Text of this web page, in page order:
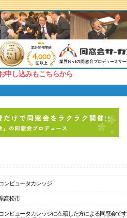
申し込みもこちらから
ンピュータカレッジ
高松市
ンピュータカレッジに在籍した方による同窓会です